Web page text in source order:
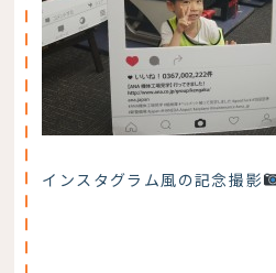
インスタグラム風の記念撮影